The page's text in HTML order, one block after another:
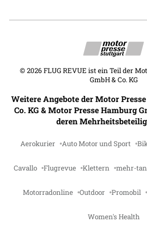
© 2026 FLUG REVUE ist ein Teil der
GmbH & Co. KG
Weitere Angebote der Motor
Co. KG & Motor Presse Hamburg
deren
Aerokurier Auto Motor und Sport
Cavallo Flugrevue Klettern mehr-
Motorradonline Outdoor Promobil
Women's Health